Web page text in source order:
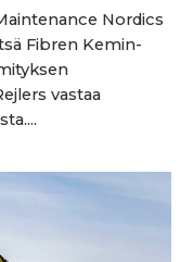
Nordics
Fibren Kemin-
vastaa